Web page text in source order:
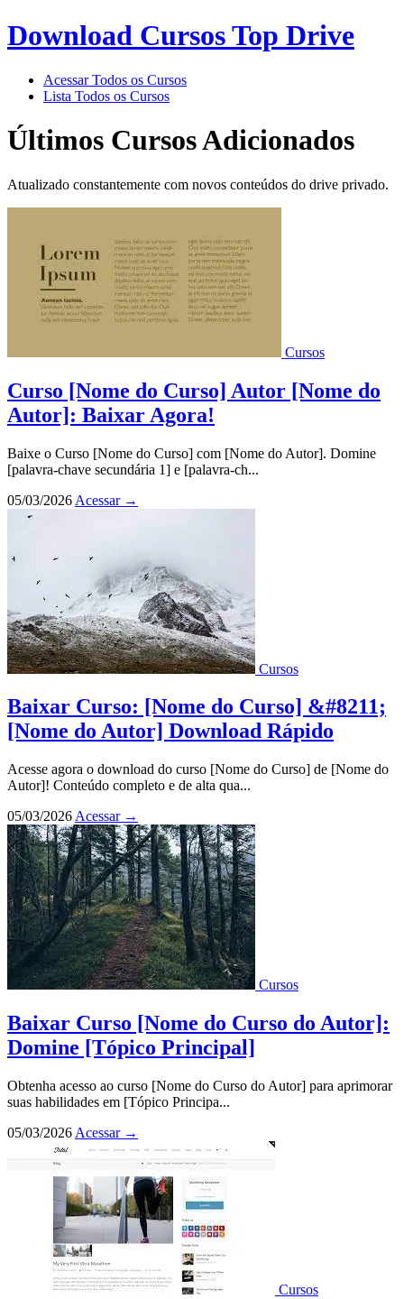
Download Cursos Top Drive
Acessar Todos os Cursos
Lista Todos os Cursos
Últimos Cursos Adicionados
Atualizado constantemente com novos conteúdos do drive privado.
Cursos
Curso [Nome do Curso] Autor [Nome do
Autor]: Baixar Agora!
Baixe o Curso [Nome do Curso] com [Nome do Autor]. Domine
[palavra-chave secundária 1] e [palavra-ch...
05/03/2026 Acessar →
Cursos
Baixar Curso: [Nome do Curso] &#8211;
[Nome do Autor] Download Rápido
Acesse agora o download do curso [Nome do Curso] de [Nome do
Autor]! Conteúdo completo e de alta qua...
05/03/2026 Acessar →
Cursos
Baixar Curso [Nome do Curso do Autor]:
Domine [Tópico Principal]
Obtenha acesso ao curso [Nome do Curso do Autor] para aprimorar
suas habilidades em [Tópico Principa...
05/03/2026 Acessar →
Cursos